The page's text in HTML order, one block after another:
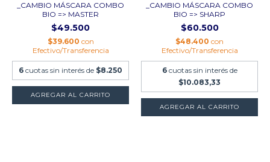
_CAMBIO MÁSCARA COMBO
BIO => MASTER
$49.500
$39.600 con
Efectivo/Transferencia
6 cuotas sin interés de $8.250
_CAMBIO MÁSCARA COMBO
BIO => SHARP
$60.500
$48.400 con
Efectivo/Transferencia
6 cuotas sin interés de
$10.083,33